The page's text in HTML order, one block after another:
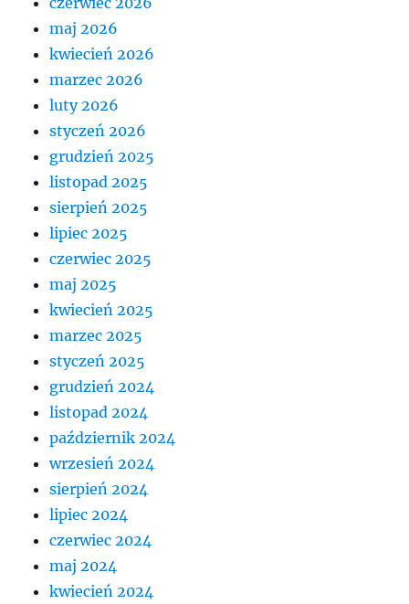
maj 2026
kwiecień 2026
marzec 2026
luty 2026
styczeń 2026
grudzień 2025
listopad 2025
sierpień 2025
lipiec 2025
czerwiec 2025
maj 2025
kwiecień 2025
marzec 2025
styczeń 2025
grudzień 2024
listopad 2024
październik 2024
wrzesień 2024
sierpień 2024
lipiec 2024
czerwiec 2024
maj 2024
kwiecień 2024